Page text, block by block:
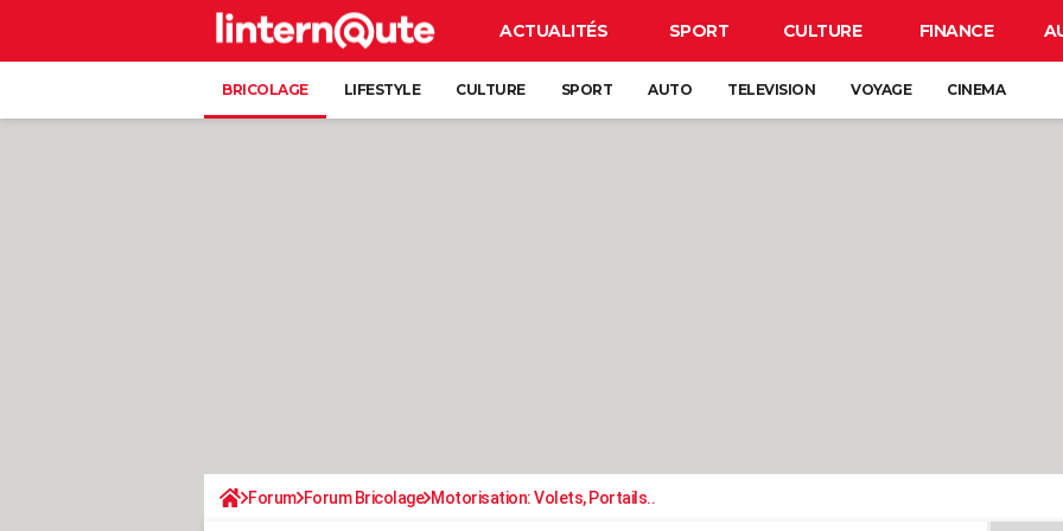
ACTUALITÉS SPORT CULTURE FINANCE
BRICOLAGE LIFESTYLE CULTURE SPORT AUTO TELEVISION VOYAGE CINEMA
Forum Forum Bricolage Motorisation: Volets, Portails..